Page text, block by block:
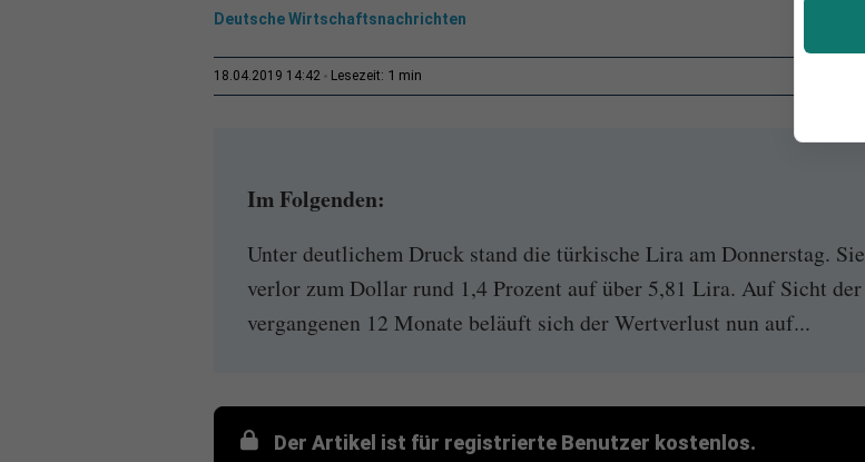
Deutsche Wirtschaftsnachrichten
18.04.2019 14:42 Lesezeit: 1 min
Im Folgenden:
Unter deutlichem Druck stand die türkische Lira am Donnerstag. Sie
verlor zum Dollar rund 1,4 Prozent auf über 5,81 Lira. Auf Sicht der
vergangenen 12 Monate beläuft sich der Wertverlust nun auf...
Der Artikel ist für registrierte Benutzer kostenlos.